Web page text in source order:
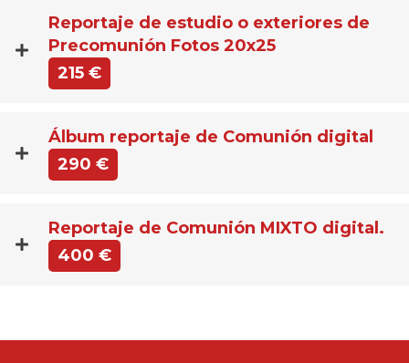
Reportaje de estudio o exteriores de
Precomunión Fotos 20x25
215 €
Álbum reportaje de Comunión digital
290 €
Reportaje de Comunión MIXTO digital.
400 €